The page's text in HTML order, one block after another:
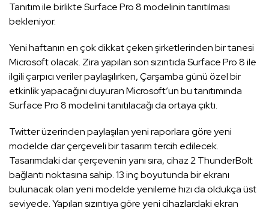
Tanıtım ile birlikte Surface Pro 8 modelinin tanıtılması
bekleniyor.
Yeni haftanın en çok dikkat çeken şirketlerinden bir tanesi
Microsoft olacak. Zira yapılan son sızıntıda Surface Pro 8 ile
ilgili çarpıcı veriler paylaşılırken, Çarşamba günü özel bir
etkinlik yapacağını duyuran Microsoft’un bu tanıtımında
Surface Pro 8 modelini tanıtılacağı da ortaya çıktı.
Twitter üzerinden paylaşılan yeni raporlara göre yeni
modelde dar çerçeveli bir tasarım tercih edilecek.
Tasarımdaki dar çerçevenin yanı sıra, cihaz 2 ThunderBolt
bağlantı noktasına sahip. 13 inç boyutunda bir ekranı
bulunacak olan yeni modelde yenileme hızı da oldukça üst
seviyede. Yapılan sızıntıya göre yeni cihazlardaki ekran